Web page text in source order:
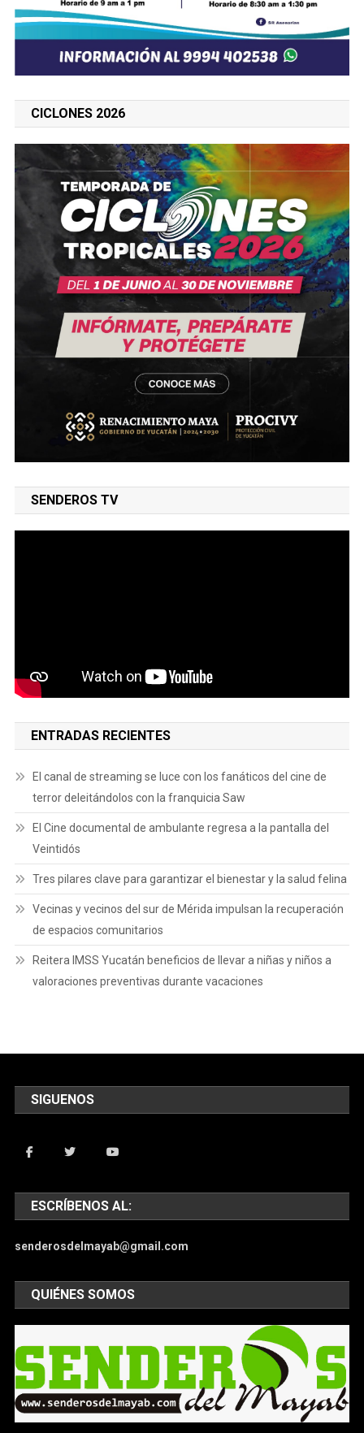
CICLONES 2026
SENDEROS TV
ENTRADAS RECIENTES
El canal de streaming se luce con los fanáticos del cine de
terror deleitándolos con la franquicia Saw
El Cine documental de ambulante regresa a la pantalla del
Veintidós
Tres pilares clave para garantizar el bienestar y la salud felina
Vecinas y vecinos del sur de Mérida impulsan la recuperación
de espacios comunitarios
Reitera IMSS Yucatán beneficios de llevar a niñas y niños a
valoraciones preventivas durante vacaciones
SIGUENOS
ESCRÍBENOS AL:
senderosdelmayab@gmail.com
QUIÉNES SOMOS